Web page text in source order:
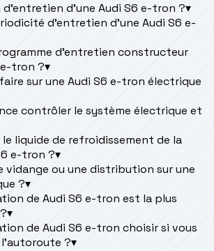
d’une Audi S6 e-tron ?▾
d’entretien d’une Audi S6 e-
d’entretien constructeur
tron ?▾
sur une Audi S6 e-tron électrique
contrôler le système électrique et
le liquide de refroidissement de la
e-tron ?▾
vidange ou une distribution sur une
?▾
de Audi S6 e-tron est la plus
▾
de Audi S6 e-tron choisir si vous
?▾